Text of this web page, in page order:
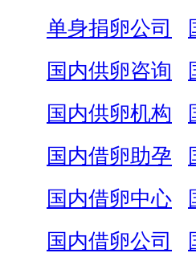
单身捐卵公司
国内供卵咨询
国内供卵机构
国内借卵助孕
国内借卵中心
国内借卵公司